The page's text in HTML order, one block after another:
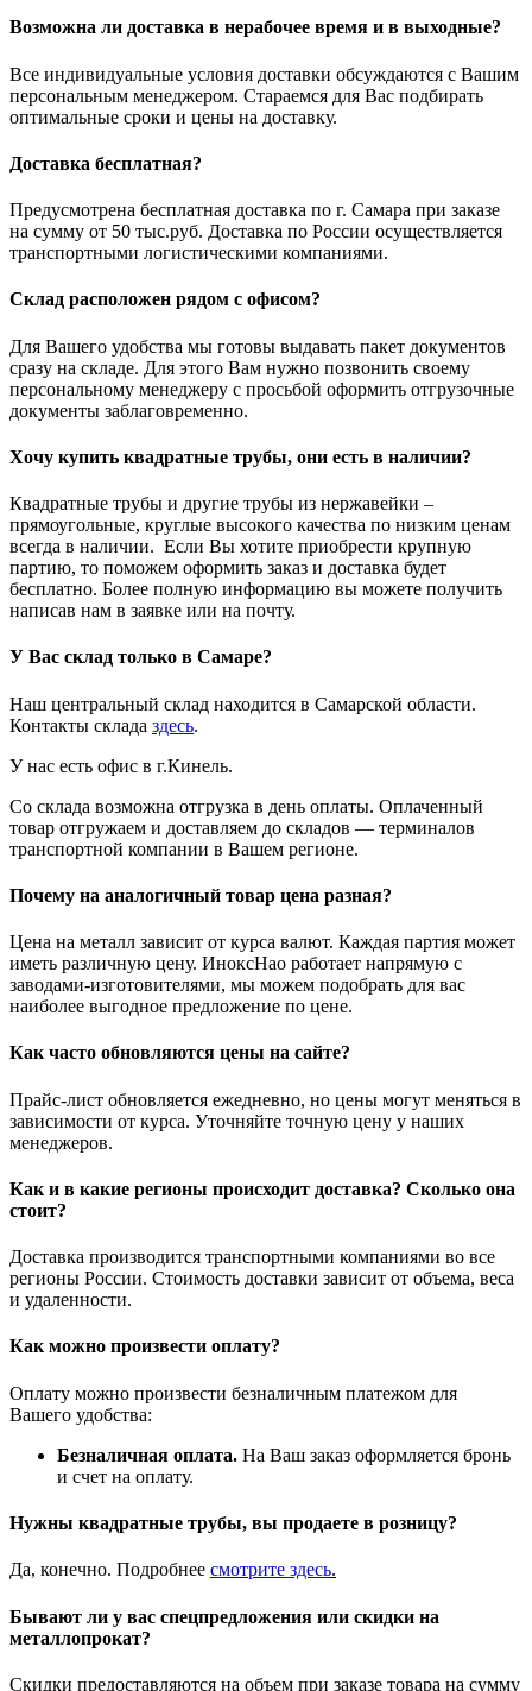
Возможна ли доставка в нерабочее время и в выходные?
Все индивидуальные условия доставки обсуждаются с Вашим
персональным менеджером. Стараемся для Вас подбирать
оптимальные сроки и цены на доставку.
Доставка бесплатная?
Предусмотрена бесплатная доставка по г. Самара при заказе
на сумму от 50 тыс.руб. Доставка по России осуществляется
транспортными логистическими компаниями.
Склад расположен рядом с офисом?
Для Вашего удобства мы готовы выдавать пакет документов
сразу на складе. Для этого Вам нужно позвонить своему
персональному менеджеру с просьбой оформить отгрузочные
документы заблаговременно.
Хочу купить квадратные трубы, они есть в наличии?
Квадратные трубы и другие трубы из нержавейки –
прямоугольные, круглые высокого качества по низким ценам
всегда в наличии. Если Вы хотите приобрести крупную
партию, то поможем оформить заказ и доставка будет
бесплатно. Более полную информацию вы можете получить
написав нам в заявке или на почту.
У Вас склад только в Самаре?
Наш центральный склад находится в Самарской области.
Контакты склада здесь.
У нас есть офис в г.Кинель.
Со склада возможна отгрузка в день оплаты. Оплаченный
товар отгружаем и доставляем до складов — терминалов
транспортной компании в Вашем регионе.
Почему на аналогичный товар цена разная?
Цена на металл зависит от курса валют. Каждая партия может
иметь различную цену. ИноксНао работает напрямую с
заводами-изготовителями, мы можем подобрать для вас
наиболее выгодное предложение по цене.
Как часто обновляются цены на сайте?
Прайс-лист обновляется ежедневно, но цены могут меняться в
зависимости от курса. Уточняйте точную цену у наших
менеджеров.
Как и в какие регионы происходит доставка? Сколько она
стоит?
Доставка производится транспортными компаниями во все
регионы России. Стоимость доставки зависит от объема, веса
и удаленности.
Как можно произвести оплату?
Оплату можно произвести безналичным платежом для
Вашего удобства:
Безналичная оплата. На Ваш заказ оформляется бронь
и счет на оплату.
Нужны квадратные трубы, вы продаете в розницу?
Да, конечно. Подробнее смотрите здесь.
Бывают ли у вас спецпредложения или скидки на
металлопрокат?
Скидки предоставляются на объем при заказе товара на сумму